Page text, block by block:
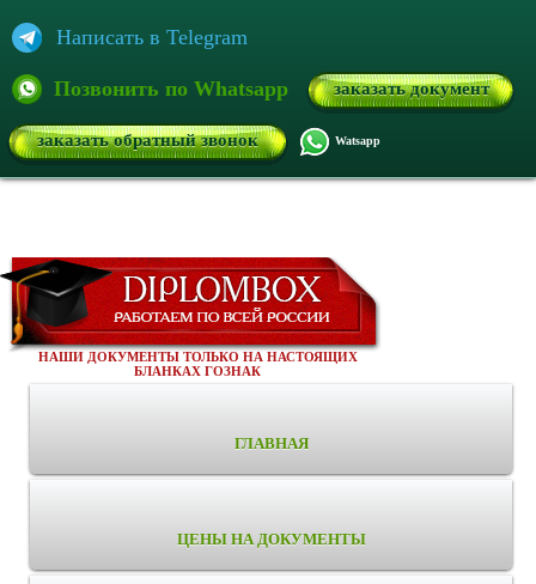
Написать в Telegram
Позвонить по Whatsapp заказать документ
заказать обратный звонок Watsapp
НАШИ ДОКУМЕНТЫ ТОЛЬКО НА НАСТОЯЩИХ
БЛАНКАХ ГОЗНАК
ГЛАВНАЯ
ЦЕНЫ НА ДОКУМЕНТЫ